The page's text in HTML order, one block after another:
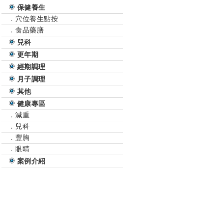
保健養生
．穴位養生點按
．食品藥膳
兒科
更年期
經期調理
月子調理
其他
健康專區
．減重
．兒科
．豐胸
．眼睛
案例介紹